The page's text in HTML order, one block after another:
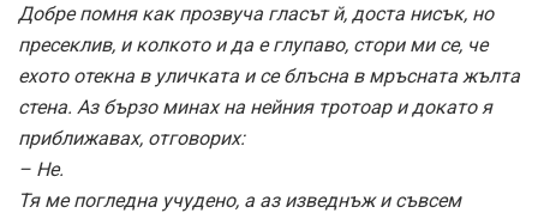
Добре помня как прозвуча гласът й, доста нисък, но
пресеклив, и колкото и да е глупаво, стори ми се, че
ехото отекна в уличката и се блъсна в мръсната жълта
стена. Аз бързо минах на нейния тротоар и докато я
приближавах, отговорих:
– Не.
Тя ме погледна учудено, а аз изведнъж и съвсем